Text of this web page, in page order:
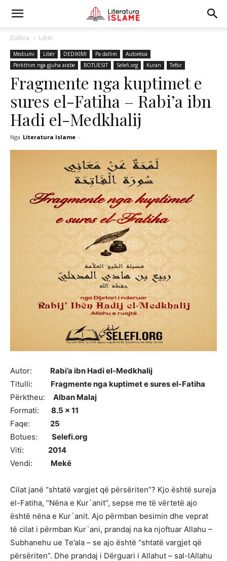
Ballina Libër
Mediumi Libër DEDIKIMI Pa dallim
Autorësia
Përkthim nga gjuha arabe
BOTUESIT Selefi.org Kuran Tefsir
Fragmente nga kuptimet e
sures el-Fatiha – Rabi’a ibn
Hadi el-Medkhalij
Nga Literatura Islame -
Autor: Rabi’a ibn Hadi el-Medkhalij
Titulli: Fragmente nga kuptimet e sures el-Fatiha
Përktheu: Alban Malaj
Formati: 8.5 x 11
Faqe: 25
Botues: Selefi.org
Viti: 2014
Vendi: Mekë
Cilat janë “shtatë vargjet që përsëriten”? Kjo është sureja
el-Fatiha, “Nëna e Kur`anit”, sepse me të vërtetë ajo
është nëna e Kur`anit. Ajo përmban besimin dhe veprat
të cilat i përmban Kur`ani, prandaj na ka njoftuar Allahu –
Subhanehu ue Te’ala – se ajo është “shtatë vargjet që
përsëriten”. Dhe prandaj i Dërguari i Allahut – sal-lAllahu